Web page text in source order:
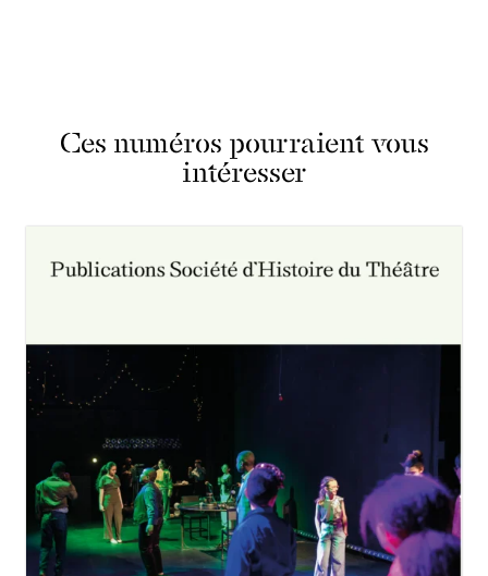
Ces numéros pourraient vous
intéresser